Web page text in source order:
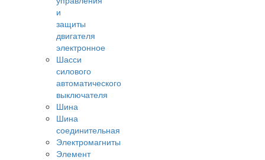
и
защиты
двигателя
электронное
Шасси
силового
автоматического
выключателя
Шина
Шина
соединительная
Электромагниты
Элемент